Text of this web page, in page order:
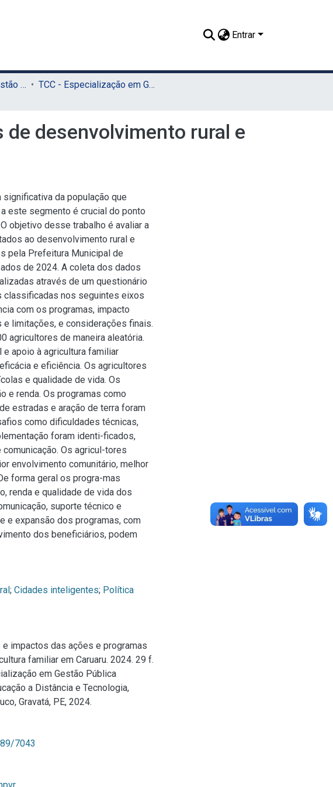
Entrar
Especialização em Gestão Pública Municipal (UAEADTec)
TCC - Especialização em Gestão Pública Municipal (UAEADTec)
desenvolvimento rural e
significativa da população que
este segmento é crucial do ponto
objetivo desse trabalho é avaliar a
ao desenvolvimento rural e
pela Prefeitura Municipal de
de 2024. A coleta dos dados
através de um questionário
classificadas nos seguintes eixos
com os programas, impacto
limitações, e considerações finais.
agricultores de maneira aleatória.
apoio à agricultura familiar
e eficiência. Os agricultores
e qualidade de vida. Os
e renda. Os programas como
estradas e aração de terra foram
como dificuldades técnicas,
foram identi-ficados,
Os agricul-tores
envolvimento comunitário, melhor
forma geral os progra-mas
renda e qualidade de vida dos
suporte técnico e
e expansão dos programas, com
dos beneficiários, podem
; Cidades inteligentes; Política
impactos das ações e programas
familiar em Caruaru. 2024. 29 f.
em Gestão Pública
a Distância e Tecnologia,
Gravatá, PE, 2024.
7043